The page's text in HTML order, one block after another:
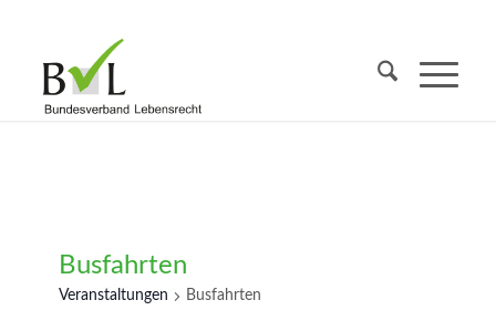
Busfahrten
Veranstaltungen Busfahrten